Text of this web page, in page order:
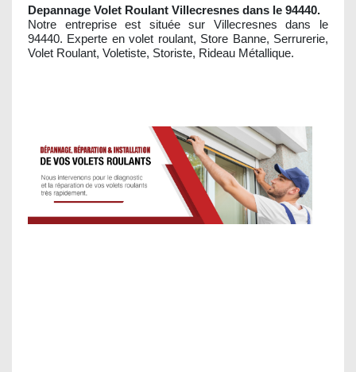
Depannage Volet Roulant Villecresnes dans le 94440.
Notre entreprise est située sur Villecresnes dans le
94440. Experte en volet roulant, Store Banne, Serrurerie,
Volet Roulant, Voletiste, Storiste, Rideau Métallique.